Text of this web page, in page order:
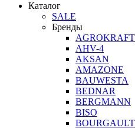
Каталог
SALE
Бренды
AGROKRAFT
AHV-4
AKSAN
AMAZONE
BAUWESTA
BEDNAR
BERGMANN
BISO
BOURGAULT